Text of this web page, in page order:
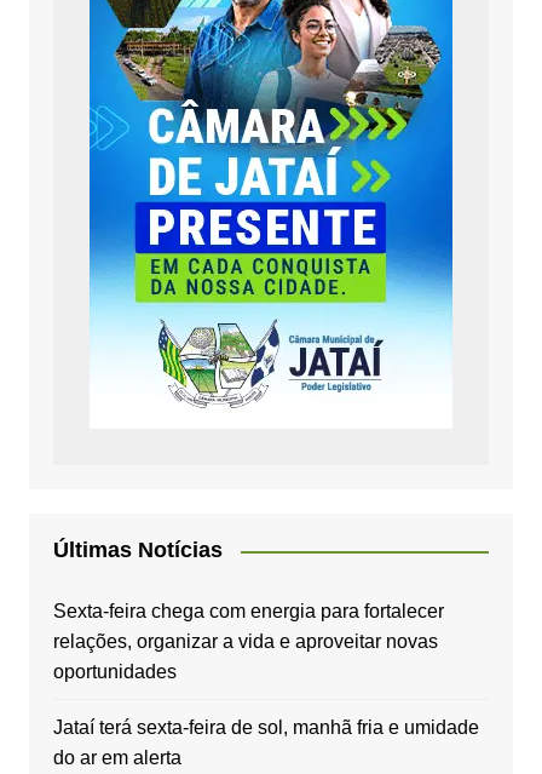
Últimas Notícias
Sexta-feira chega com energia para fortalecer
relações, organizar a vida e aproveitar novas
oportunidades
Jataí terá sexta-feira de sol, manhã fria e umidade
do ar em alerta